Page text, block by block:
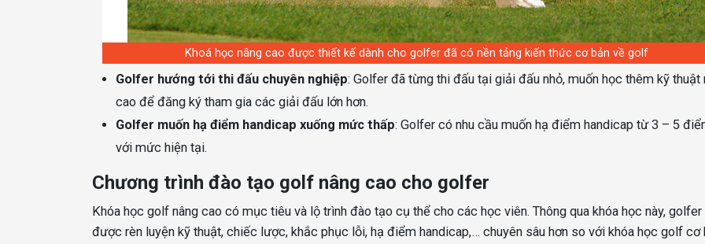
Khoá học nâng cao được thiết kế dành cho golfer đã có nền tảng kiến thức cơ bản về golf
Golfer hướng tới thi đấu chuyên nghiệp: Golfer đã từng thi đấu tại giải đấu nhỏ, muốn học thêm kỹ thuật
cao để đăng ký tham gia các giải đấu lớn hơn.
Golfer muốn hạ điểm handicap xuống mức thấp: Golfer có nhu cầu muốn hạ điểm handicap từ 3 – 5
với mức hiện tại.
Chương trình đào tạo golf nâng cao cho golfer
Khóa học golf nâng cao có mục tiêu và lộ trình đào tạo cụ thể cho các học viên. Thông qua khóa học này,
được rèn luyện kỹ thuật, chiếc lược, khắc phục lỗi, hạ điểm handicap,… chuyên sâu hơn so với khóa học golf cơ